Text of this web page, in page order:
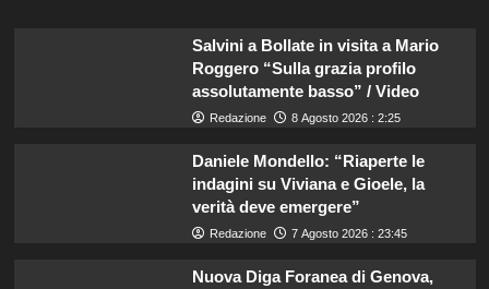
Salvini a Bollate in visita a Mario
Roggero “Sulla grazia profilo
assolutamente basso” / Video
Redazione 8 Agosto 2026 : 2:25
Daniele Mondello: “Riaperte le
indagini su Viviana e Gioele, la
verità deve emergere”
Redazione 7 Agosto 2026 : 23:45
Nuova Diga Foranea di Genova,